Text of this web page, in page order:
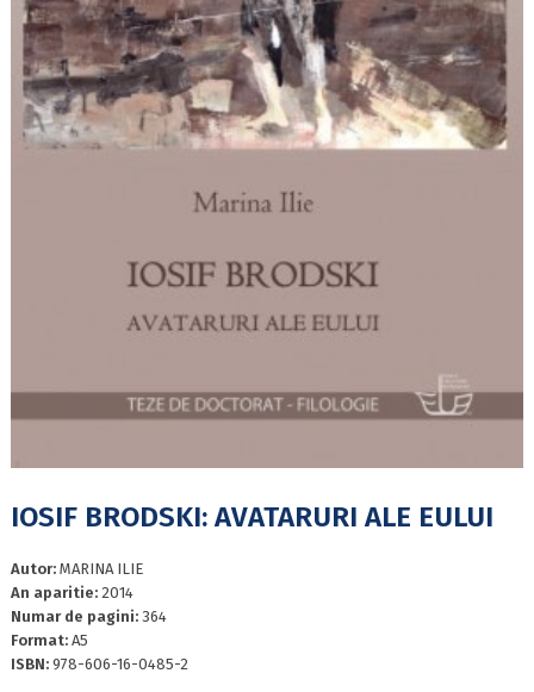
IOSIF BRODSKI: AVATARURI ALE EULUI
Autor: MARINA ILIE
An aparitie: 2014
Numar de pagini: 364
Format: A5
ISBN: 978-606-16-0485-2